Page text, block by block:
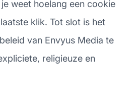
weet hoelang een cookie
klik. Tot slot is het
van Envyus Media te
religieuze en